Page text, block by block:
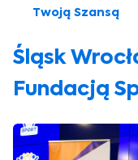
Twoją Szansą
Śląsk
Fundacją